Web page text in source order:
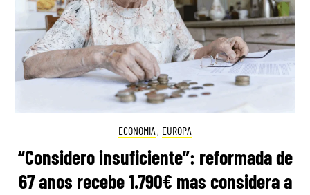
ECONOMIA , EUROPA
“Considero insuficiente”: reformada de
67 anos recebe 1.790€ mas considera a